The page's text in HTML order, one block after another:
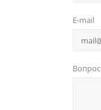
E-mail
Вопрос